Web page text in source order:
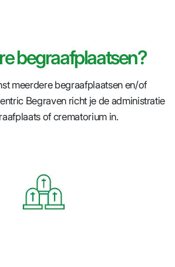
begraafplaatsen?
meerdere begraafplaatsen en/of
Begraven richt je de administratie
of crematorium in.